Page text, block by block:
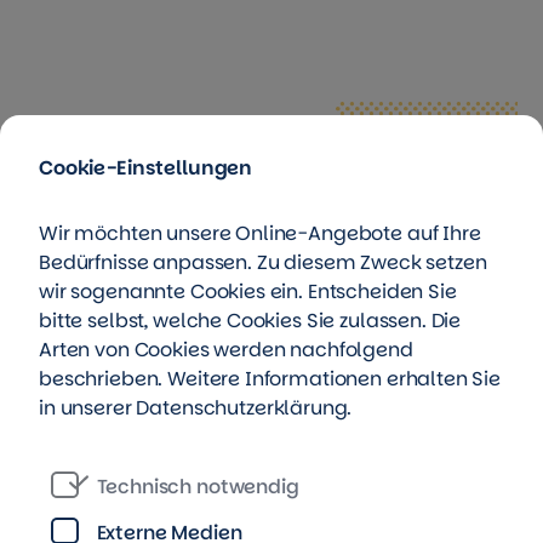
© Thomas Müller
Cookie-Einstellungen
Wir möchten unsere Online-Angebote auf Ihre
Bedürfnisse anpassen. Zu diesem Zweck setzen
wir sogenannte Cookies ein. Entscheiden Sie
bitte selbst, welche Cookies Sie zulassen. Die
Arten von Cookies werden nachfolgend
beschrieben. Weitere Informationen erhalten Sie
in unsererDatenschutzerklärung.
Technisch notwendig
Externe Medien